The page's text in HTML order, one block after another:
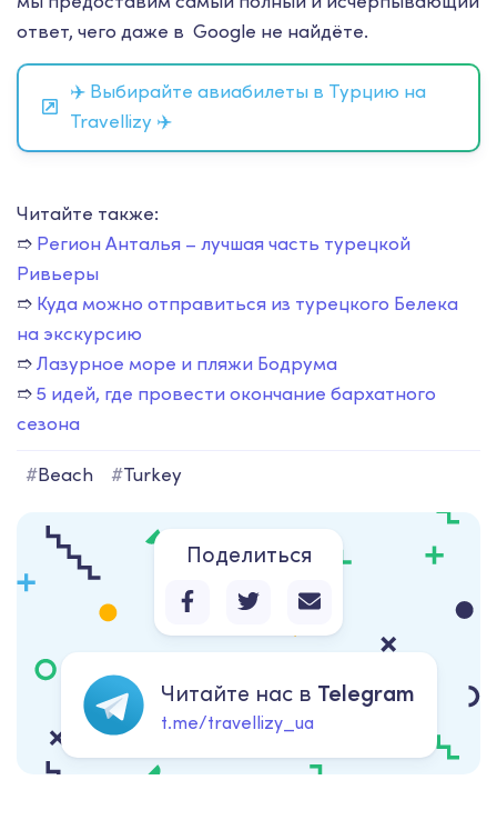
ответ, чего даже в Google не найдёте.
✈️ Выбирайте авиабилеты в Турцию на
Travellizy ✈️
Читайте также:
➱ Регион Анталья – лучшая часть турецкой
Ривьеры
➱ Куда можно отправиться из турецкого Белека
на экскурсию
➱Лазурное море и пляжи Бодрума
➱5 идей, где провести окончание бархатного
сезона
#Beach #Turkey
Поделиться
Читайте нас в Telegram
t.me/travellizy_ua